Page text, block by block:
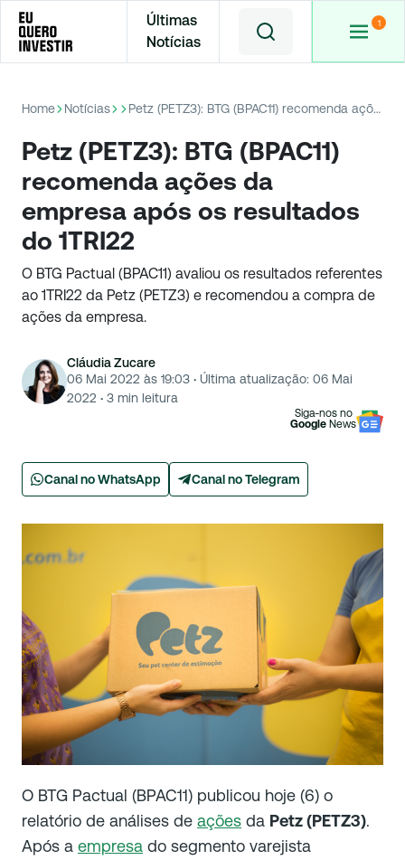
Últimas
Notícias
Home Notícias Petz (PETZ3): BTG (BPAC11) recomenda ações da empresa após os resultados do 1TRI22
Petz (PETZ3): BTG (BPAC11)
recomenda ações da
empresa após os resultados
do 1TRI22
O BTG Pactual (BPAC11) avaliou os resultados referentes
ao 1TRI22 da Petz (PETZ3) e recomendou a compra de
ações da empresa.
Cláudia Zucare
06 Mai 2022 às 19:03 · Última atualização: 06 Mai
2022 · 3 min leitura
Siga-nos no
Google News
Canal no WhatsApp Canal no Telegram
O BTG Pactual (BPAC11) publicou hoje (6) o
relatório de análises de ações da Petz (PETZ3).
Após a empresa do segmento varejista